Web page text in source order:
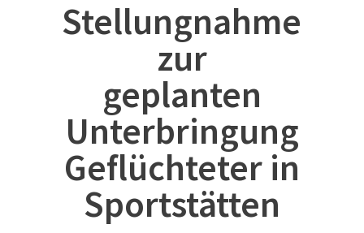
Stellungnahme
zur
geplanten
Unterbringung
Geflüchteter in
Sportstätten